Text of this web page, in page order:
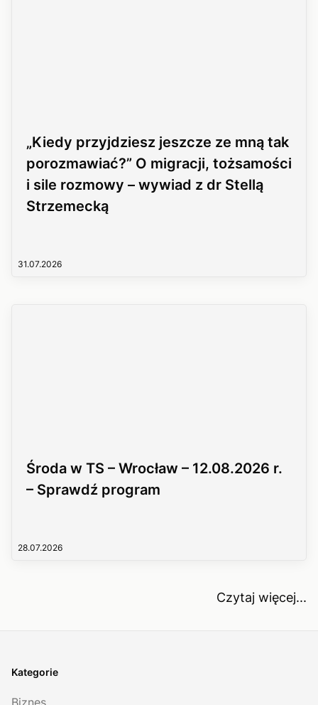
„Kiedy przyjdziesz jeszcze ze mną tak
porozmawiać?” O migracji, tożsamości
i sile rozmowy – wywiad z dr Stellą
Strzemecką
31.07.2026
Środa w TS – Wrocław – 12.08.2026 r.
– Sprawdź program
28.07.2026
Czytaj więcej...
Kategorie
Biznes